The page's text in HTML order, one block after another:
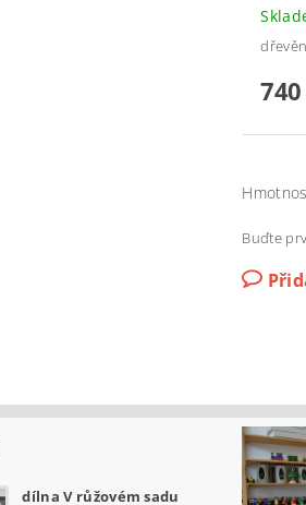
Buďte
dílna V růžovém sadu